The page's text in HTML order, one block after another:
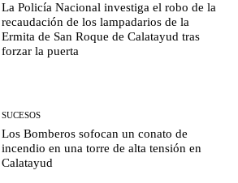
La Policía Nacional investiga el robo de la
recaudación de los lampadarios de la
Ermita de San Roque de Calatayud tras
forzar la puerta
SUCESOS
Los Bomberos sofocan un conato de
incendio en una torre de alta tensión en
Calatayud